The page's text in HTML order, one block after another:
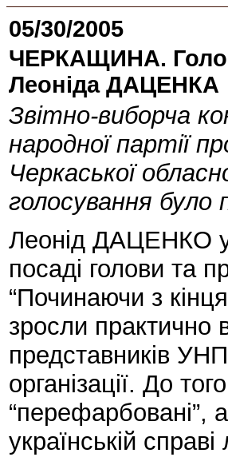
05/30/2005
ЧЕРКАЩИНА.
Леоніда ДАЦЕНКА
Звітно-виборча
народної партії
Черкаської
голосування
Леонід ДАЦЕНКО у
посаді голови та
“Починаючи з
зросли практично
представників
організації. До
“перефарбовані”,
українській